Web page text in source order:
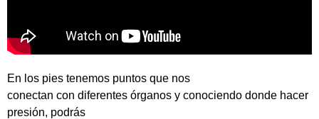
En los pies tenemos puntos que nos
conectan con diferentes órganos y conociendo donde hacer
presión, podrás